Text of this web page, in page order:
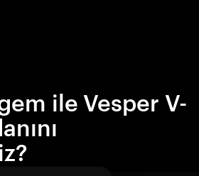
ile Vesper V-